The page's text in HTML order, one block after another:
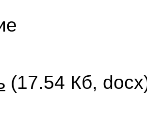
(17.54 Кб,